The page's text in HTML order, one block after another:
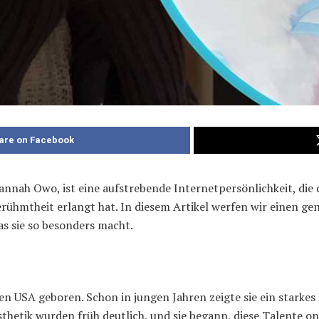
on Facebook
Owo, ist eine aufstrebende Internetpersönlichkeit,
erlangt hat. In diesem Artikel werfen wir einen
sie so besonders macht.
USA geboren. Schon in jungen Jahren zeigte sie ein
wurden früh deutlich, und sie begann, diese Talente